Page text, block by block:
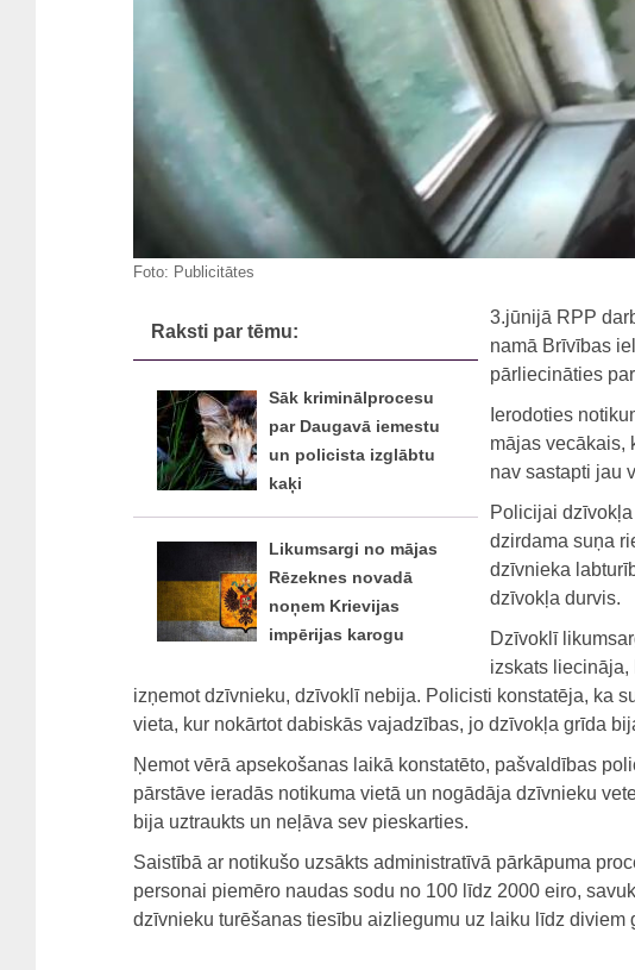
Foto: Publicitātes
Raksti par tēmu:
Sāk kriminālprocesu
par Daugavā iemestu
un policista izglābtu
kaķi
Likumsargi no mājas
Rēzeknes novadā
noņem Krievijas
impērijas karogu
3.jūnijā RPP
namā Brīvības
pārliecināties
Ierodoties
mājas vecākais,
nav sastapti jau
Policijai
dzirdama suņa
dzīvnieka
dzīvokļa durvis.
Dzīvoklī
izskats liecināja,
izņemot dzīvnieku, dzīvoklī nebija. Policisti konstatēja, ka
vieta, kur nokārtot dabiskās vajadzības, jo dzīvokļa grīda
Ņemot vērā apsekošanas laikā konstatēto, pašvaldības
pārstāve ieradās notikuma vietā un nogādāja dzīvnieku
bija uztraukts un neļāva sev pieskarties.
Saistībā ar notikušo uzsākts administratīvā pārkāpuma
personai piemēro naudas sodu no 100 līdz 2000 eiro,
dzīvnieku turēšanas tiesību aizliegumu uz laiku līdz diviem